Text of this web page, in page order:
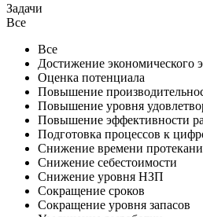
Задачи
Все
Все
Достижение экономического
Оценка потенциала
Повышение
Повышение уровня
Повышение эффективности
Подготовка процессов к
Снижение времени
Снижение себестоимости
Снижение уровня НЗП
Сокращение сроков
Сокращение уровня запасов